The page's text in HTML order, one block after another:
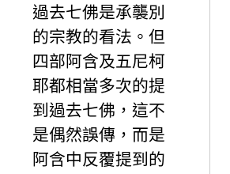
過去七佛是承襲別
的宗教的看法。但
四部阿含及五尼柯
耶都相當多次的提
到過去七佛，這不
是偶然誤傳，而是
阿含中反覆提到的